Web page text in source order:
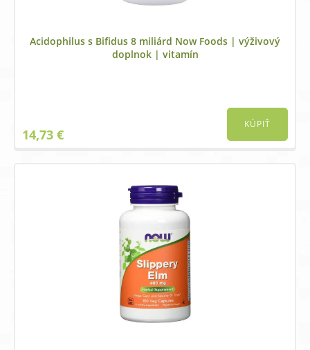
Acidophilus s Bifidus 8 miliárd Now Foods | výživový
doplnok | vitamín
14,73 €
KÚPIŤ